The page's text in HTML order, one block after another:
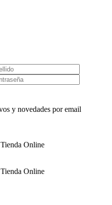
y novedades por email